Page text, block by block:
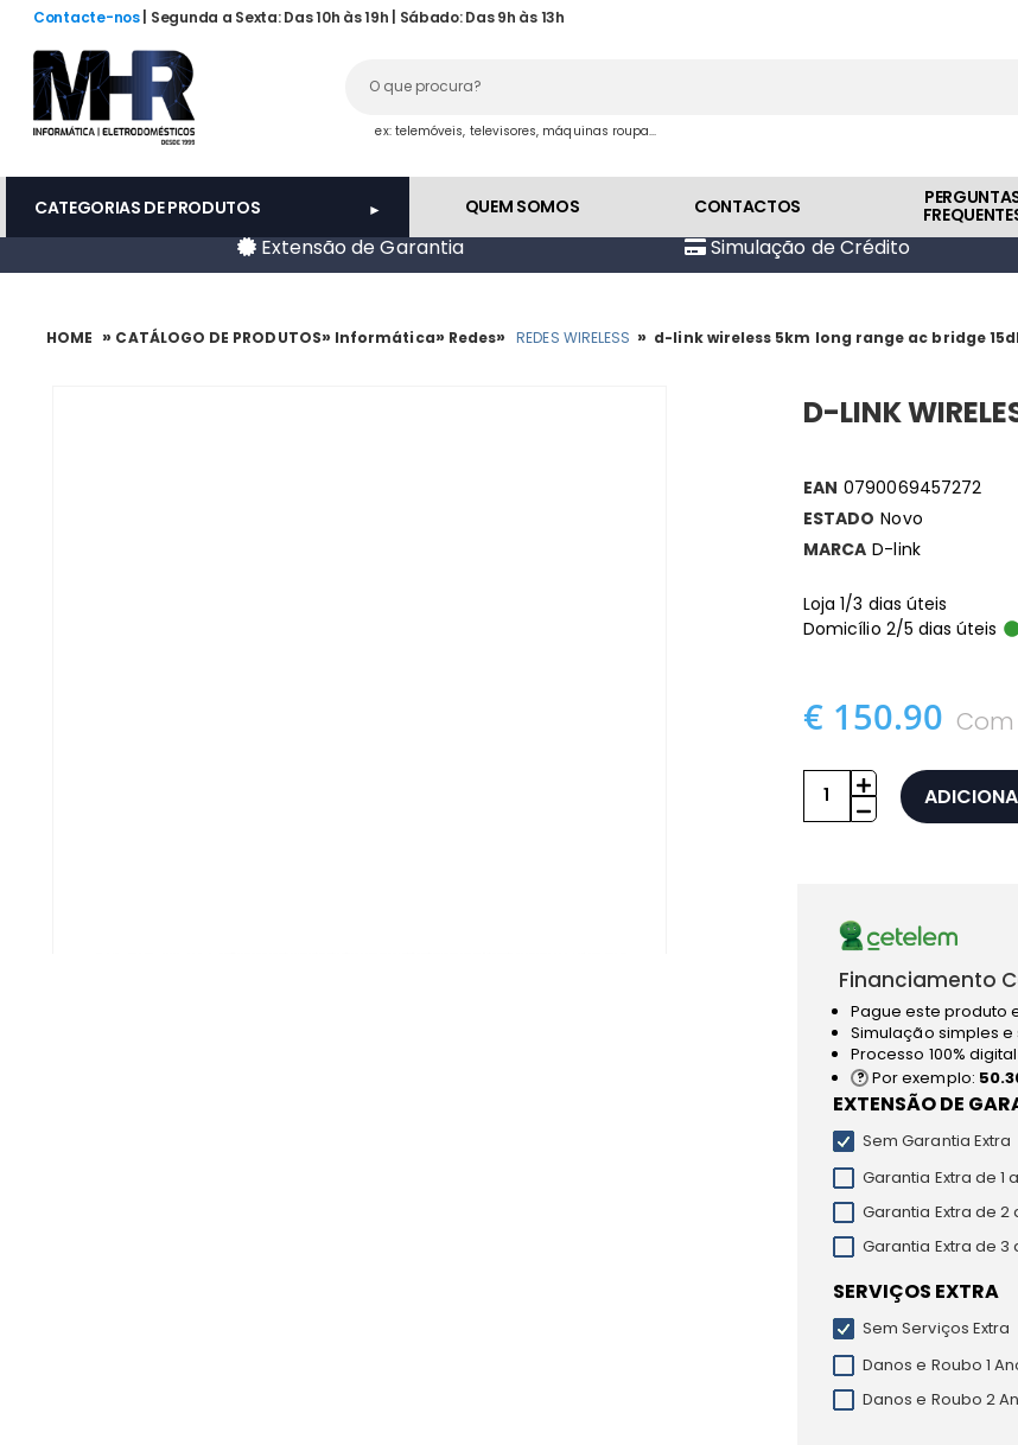
Contacte-nos | Segunda a Sexta: Das 10h às 19h | Sábado: Das 9h às 13h
ex: telemóveis, televisores, máquinas roupa...
CATEGORIAS DE PRODUTOS QUEM SOMOS CONTACTOS
Extensão de Garantia Simulação de Crédito
HOME » CATÁLOGO DE PRODUTOS»Informática»Redes» REDES WIRELESS » d-link wireless 5km long range ac bridge
D-LINK
EAN 0790069457272
ESTADO Novo
MARCA D-link
Loja 1/3 dias úteis
Domicílio 2/5 dias úteis
€ 150.90 Com
Financiamento
Pague este produto
Simulação simples
Processo 100%
Por exemplo:
EXTENSÃO DE
Sem Garantia Extra
Garantia Extra de 1
Garantia Extra de 2
Garantia Extra de 3
SERVIÇOS EXTRA
Sem Serviços Extra
Danos e Roubo 1
Danos e Roubo 2